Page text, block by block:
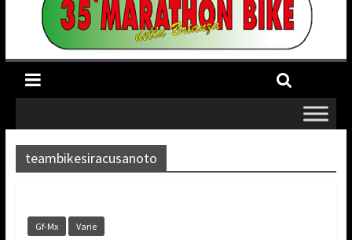
teambikesiracusanoto
Gf-Mx Varie